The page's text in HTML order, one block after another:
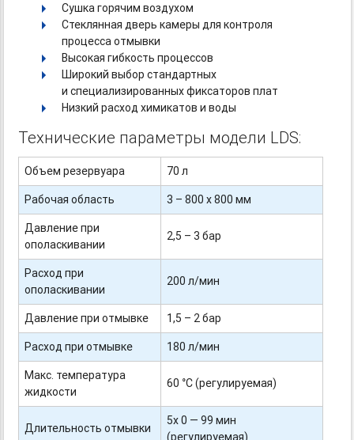
Сушка горячим воздухом
Стеклянная дверь камеры для контроля
процесса отмывки
Высокая гибкость процессов
Широкий выбор стандартных
и специализированных фиксаторов плат
Низкий расход химикатов и воды
Технические параметры модели LDS:
Объем резервуара
70 л
Рабочая область
3 – 800 х 800 мм
Давление при
ополаскивании
2,5 – 3 бар
Расход при
ополаскивании
200 л/мин
Давление при отмывке
1,5 – 2 бар
Расход при отмывке
180 л/мин
Макс. температура
жидкости
60 °C (регулируемая)
Длительность отмывки
5х 0 — 99 мин
(регулируемая)